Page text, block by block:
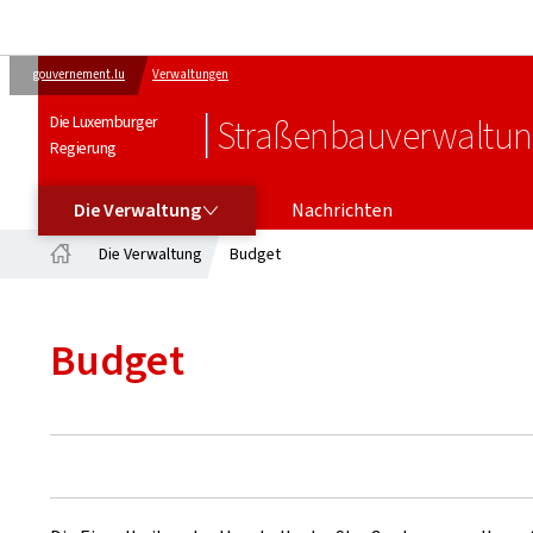
gouvernement.lu Verwaltungen
Die Luxemburger
Regierung
Die Verwaltung
Nachrichten
Die Verwaltung Budget
Budget